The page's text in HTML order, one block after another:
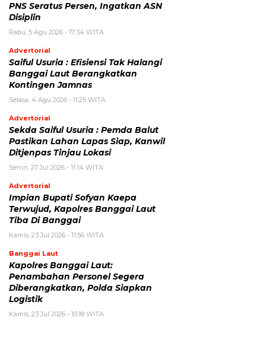
PNS Seratus Persen, Ingatkan ASN
Disiplin
Rabu, 5 Agu 2026 - 17:34 WITA
Advertorial
Saiful Usuria : Efisiensi Tak Halangi
Banggai Laut Berangkatkan
Kontingen Jamnas
Selasa, 4 Agu 2026 - 11:25 WITA
Advertorial
Sekda Saiful Usuria : Pemda Balut
Pastikan Lahan Lapas Siap, Kanwil
Ditjenpas Tinjau Lokasi
Senin, 27 Jul 2026 - 11:14 WITA
Advertorial
Impian Bupati Sofyan Kaepa
Terwujud, Kapolres Banggai Laut
Tiba Di Banggai
Kamis, 23 Jul 2026 - 11:56 WITA
Banggai Laut
Kapolres Banggai Laut:
Penambahan Personel Segera
Diberangkatkan, Polda Siapkan
Logistik
Kamis, 23 Jul 2026 - 10:18 WITA